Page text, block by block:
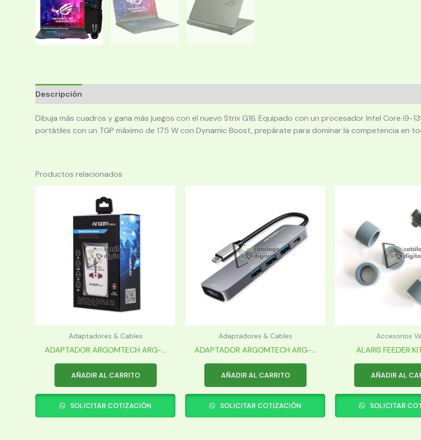
Descripción
Dibuja más cuadros y gana más juegos con el nuevo Strix G16. Equipado con un procesador Intel Core i9-
portátiles con un TGP máximo de 175 W con Dynamic Boost, prepárate para dominar la competencia en
Productos relacionados
Adaptadores & Cables
ADAPTADOR ARGOMTECH ARG-...
AÑADIR AL CARRITO
SOLICITAR COTIZACIÓN
Adaptadores & Cables
ADAPTADOR ARGOMTECH ARG-...
AÑADIR AL CARRITO
SOLICITAR COTIZACIÓN
Accesorios
ALARIS FEEDER
AÑADIR AL
SOLICITAR